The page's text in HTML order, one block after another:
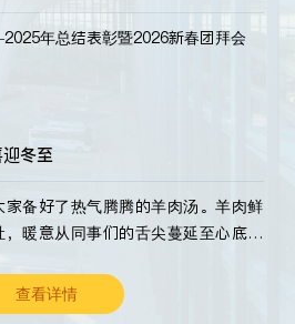
年总结表彰暨2026新春团拜会
冬至
备好了热气腾腾的羊肉汤。羊肉鲜
暖意从同事们的舌尖蔓延至心底。
查看详情